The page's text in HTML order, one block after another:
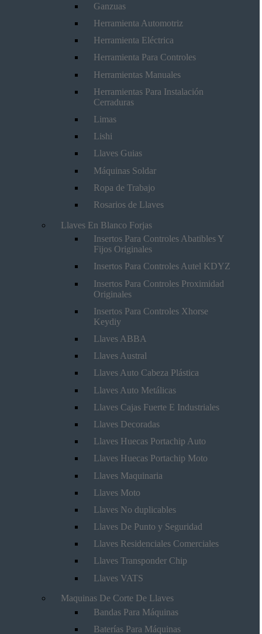
Ganzuas
Herramienta Automotriz
Herramienta Eléctrica
Herramienta Para Controles
Herramientas Manuales
Herramientas Para Instalación
Cerraduras
Limas
Lishi
Llaves Guias
Máquinas Soldar
Ropa de Trabajo
Rosarios de Llaves
Llaves En Blanco Forjas
Insertos Para Controles Abatibles Y
Fijos Originales
Insertos Para Controles Autel KDYZ
Insertos Para Controles Proximidad
Originales
Insertos Para Controles Xhorse
Keydiy
Llaves ABBA
Llaves Austral
Llaves Auto Cabeza Plástica
Llaves Auto Metálicas
Llaves Cajas Fuerte E Industriales
Llaves Decoradas
Llaves Huecas Portachip Auto
Llaves Huecas Portachip Moto
Llaves Maquinaria
Llaves Moto
Llaves No duplicables
Llaves De Punto y Seguridad
Llaves Residenciales Comerciales
Llaves Transponder Chip
Llaves VATS
Maquinas De Corte De Llaves
Bandas Para Máquinas
Baterías Para Máquinas